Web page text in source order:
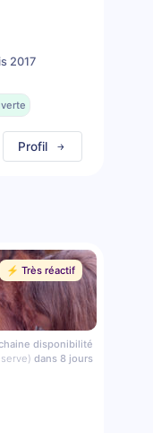
2017
Profil
⚡️ Très réactif
disponibilité
dans 8 jours